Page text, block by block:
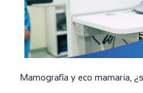
Mamografía y eco mamaria,